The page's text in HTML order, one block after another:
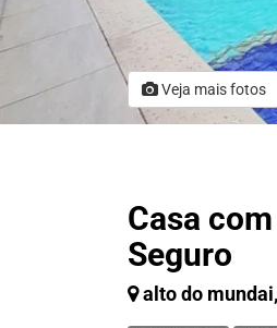
Veja mais fotos
Casa
Seguro
alto do